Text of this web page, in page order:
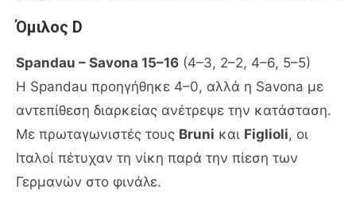
Όμιλος D
Spandau – Savona 15–16 (4–3, 2–2, 4–6, 5–5)
Η Spandau προηγήθηκε 4–0, αλλά η Savona με
αντεπίθεση διαρκείας ανέτρεψε την κατάσταση.
Με πρωταγωνιστές τους Bruni και Figlioli, οι
Ιταλοί πέτυχαν τη νίκη παρά την πίεση των
Γερμανών στο φινάλε.